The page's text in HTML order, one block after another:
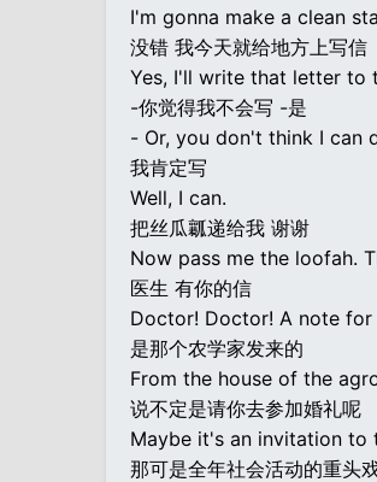
I'm gonna make a clean
没错 我今天就给地方上写信
Yes, I'll write that letter to
-你觉得我不会写 -是
- Or, you don't think I can
我肯定写
Well, I can.
把丝瓜瓤递给我 谢谢
Now pass me the loofah.
医生 有你的信
Doctor! Doctor! A note
是那个农学家发来的
From the house of the
说不定是请你去参加婚礼呢
Maybe it's an invitation to
那可是全年社会活动的重头